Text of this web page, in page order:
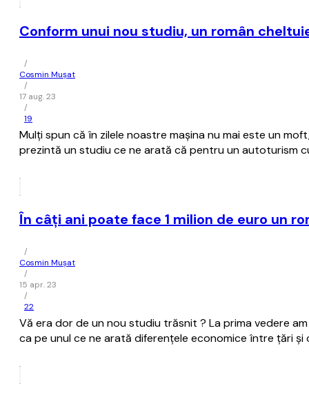
Conform unui nou studiu, un român
/
Cosmin Mușat
/
17 aug. 23
/
19
Mulţi spun că în zilele noastre maşina nu mai este un
prezintă un studiu ce ne arată că pentru un autoturism
În câţi ani poate face 1 milion de euro un
/
Cosmin Mușat
/
15 apr. 23
/
22
Vă era dor de un nou studiu trăsnit ? La prima vedere
ca pe unul ce ne arată diferenţele economice între ţări şi